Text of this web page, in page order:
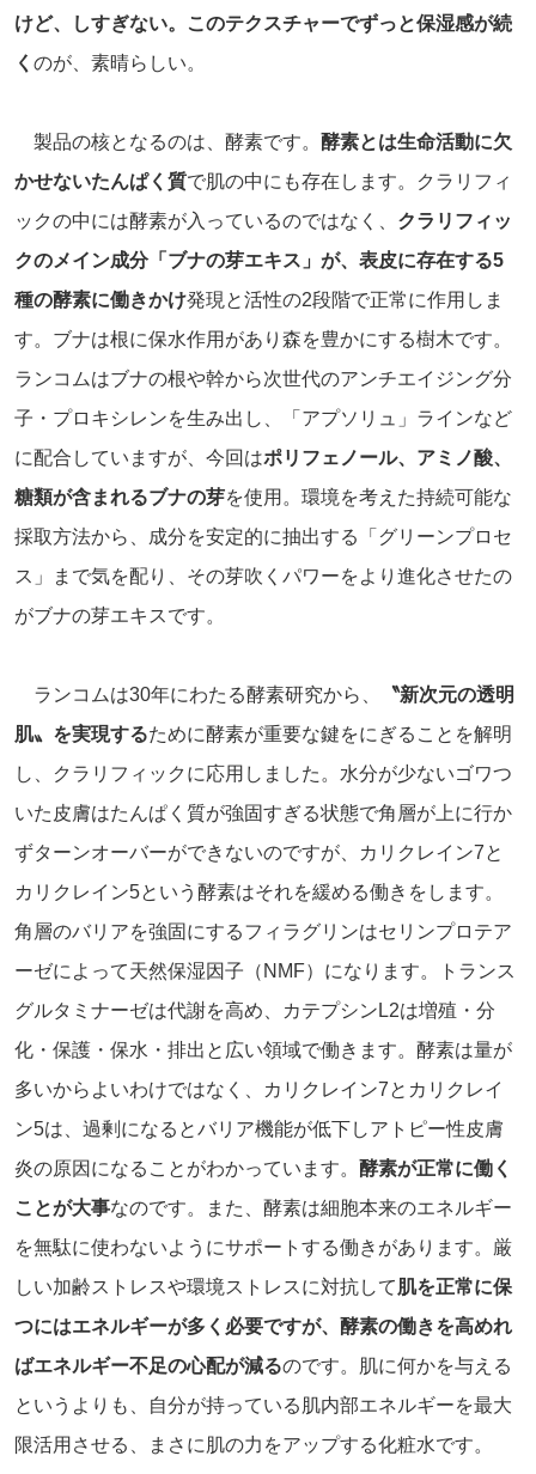
けど、しすぎない。このテクスチャーでずっと保湿感が続
く のが、素晴らしい。
製品の核となるのは、酵素です。 酵素とは生命活動に欠
かせないたんぱく質で肌の中にも存在します。クラリフィ
ックの中には酵素が入っているのではなく、 クラリフィッ
クのメイン成分「ブナの芽エキス」が、表皮に存在する5
種の酵素に働きかけ発現と活性の2段階で正常に作用しま
す。ブナは根に保水作用があり森を豊かにする樹木です。
ランコムはブナの根や幹から次世代のアンチエイジング分
子・プロキシレンを生み出し、「アプソリュ」ラインなど
に配合していますが、今回はポリフェノール、アミノ酸、
糖類が含まれるブナの芽を使用。環境を考えた持続可能な
採取方法から、成分を安定的に抽出する「グリーンプロセ
ス」まで気を配り、その芽吹くパワーをより進化させたの
がブナの芽エキスです。
ランコムは30年にわたる酵素研究から、
〝新次元の透明
肌〟を実現するために酵素が重要な鍵をにぎることを解明
し、クラリフィックに応用しました。水分が少ないゴワつ
いた皮膚はたんぱく質が強固すぎる状態で角層が上に行か
ずターンオーバーができないのですが、カリクレイン7と
カリクレイン5という酵素はそれを緩める働きをします。
角層のバリアを強固にするフィラグリンはセリンプロテア
ーゼによって天然保湿因子（NMF）になります。トランス
グルタミナーゼは代謝を高め、カテプシンL2は増殖・分
化・保護・保水・排出と広い領域で働きます。酵素は量が
多いからよいわけではなく、カリクレイン7とカリクレイ
ン5は、過剰になるとバリア機能が低下しアトピー性皮膚
炎の原因になることがわかっています。 酵素が正常に働く
ことが大事なのです。また、酵素は細胞本来のエネルギー
を無駄に使わないようにサポートする働きがあります。厳
しい加齢ストレスや環境ストレスに対抗して肌を正常に保
つにはエネルギーが多く必要ですが、酵素の働きを高めれ
ばエネルギー不足の心配が減るのです。肌に何かを与える
というよりも、自分が持っている肌内部エネルギーを最大
限活用させる、まさに肌の力をアップする化粧水です。